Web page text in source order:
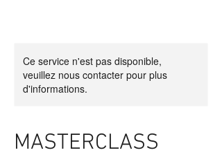
Ce service n'est pas disponible,
veuillez nous contacter pour plus
d'informations.
MASTERCLASS